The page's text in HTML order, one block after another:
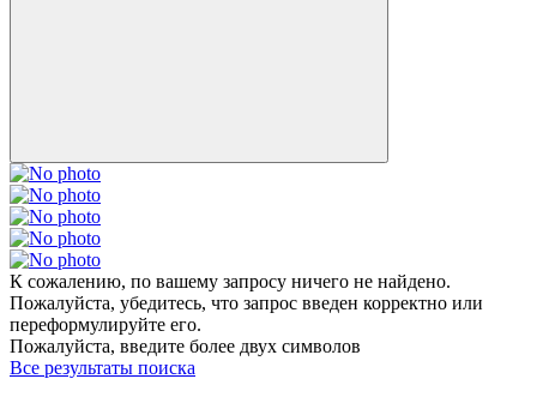
К сожалению, по вашему запросу ничего не найдено.
Пожалуйста, убедитесь, что запрос введен корректно или
переформулируйте его.
Пожалуйста, введите более двух символов
Все результаты поиска